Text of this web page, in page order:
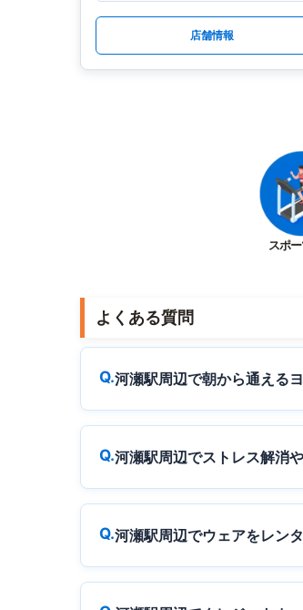
店舗情報
スポ
よくある質問
河瀬駅周辺で朝から通える
河瀬駅周辺でストレス解消
河瀬駅周辺でウェアをレン